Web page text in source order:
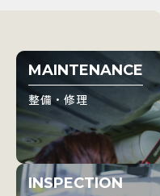
MAINTENANCE
整備・修理
INSPECTION